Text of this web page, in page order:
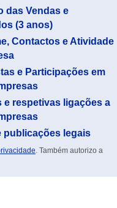
das Vendas e
(3 anos)
Contactos e Atividade
e Participações em
e respetivas ligações a
publicações legais
. Também autorizo a